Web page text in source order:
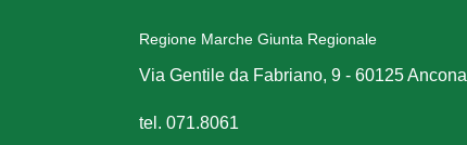
Regione Marche Giunta Regionale
Via Gentile da Fabriano, 9 - 60125 Ancona
tel. 071.8061